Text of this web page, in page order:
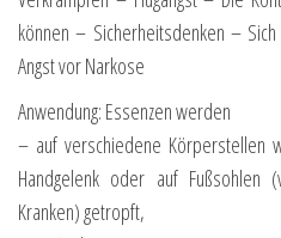
können – Sicherheitsdenken –
Angst vor Narkose
Anwendung: Essenzen werden
– auf verschiedene Körperstellen
Handgelenk oder auf Fußsohlen
Kranken) getropft,